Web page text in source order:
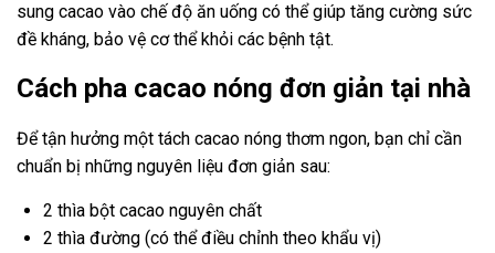
sung cacao vào chế độ ăn uống có thể giúp tăng cường sức
đề kháng, bảo vệ cơ thể khỏi các bệnh tật.
Cách pha cacao nóng đơn giản tại nhà
Để tận hưởng một tách cacao nóng thơm ngon, bạn chỉ cần
chuẩn bị những nguyên liệu đơn giản sau:
2 thìa bột cacao nguyên chất
2 thìa đường (có thể điều chỉnh theo khẩu vị)